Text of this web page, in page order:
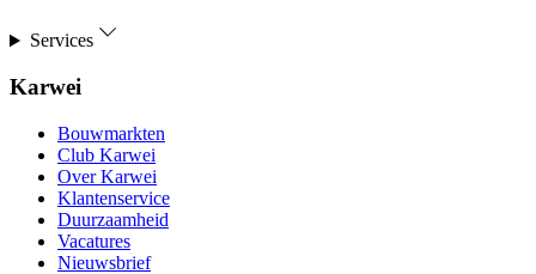
Services
Karwei
Bouwmarkten
Club Karwei
Over Karwei
Klantenservice
Duurzaamheid
Vacatures
Nieuwsbrief